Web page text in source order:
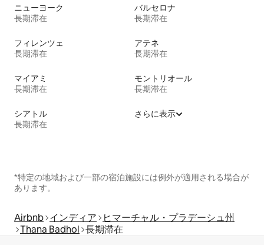
ニューヨーク
長期滞在
バルセロナ
長期滞在
フィレンツェ
長期滞在
アテネ
長期滞在
マイアミ
長期滞在
モントリオール
長期滞在
シアトル
長期滞在
さらに表示
*特定の地域および一部の宿泊施設には例外が適用される場合が
あります。
Airbnb インディア
ヒマーチャル・プラデーシュ州
Thana Badhol 長期滞在